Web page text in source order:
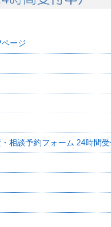
ージ
相談予約フォーム 24時間受